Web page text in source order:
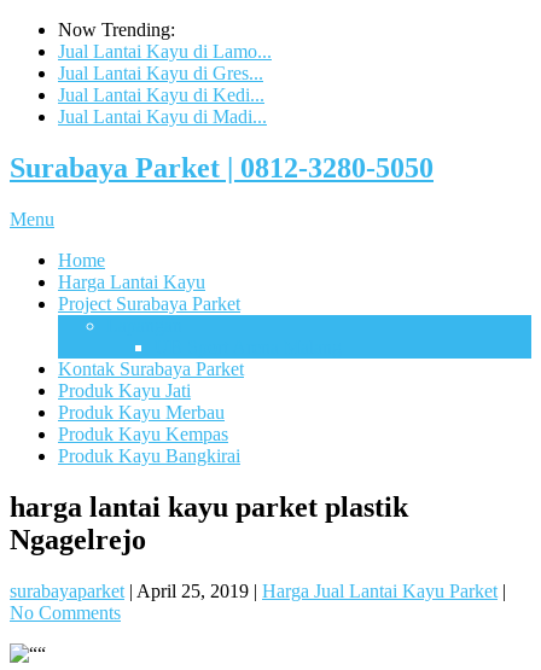
Now Trending:
Jual Lantai Kayu di Lamo...
Jual Lantai Kayu di Gres...
Jual Lantai Kayu di Kedi...
Jual Lantai Kayu di Madi...
Surabaya Parket | 0812-3280-5050
Menu
Home
Harga Lantai Kayu
Project Surabaya Parket
Kontak Surabaya Parket
Produk Kayu Jati
Produk Kayu Merbau
Produk Kayu Kempas
Produk Kayu Bangkirai
harga lantai kayu parket plastik
Ngagelrejo
surabayaparket | April 25, 2019 | Harga Jual Lantai Kayu Parket |
No Comments